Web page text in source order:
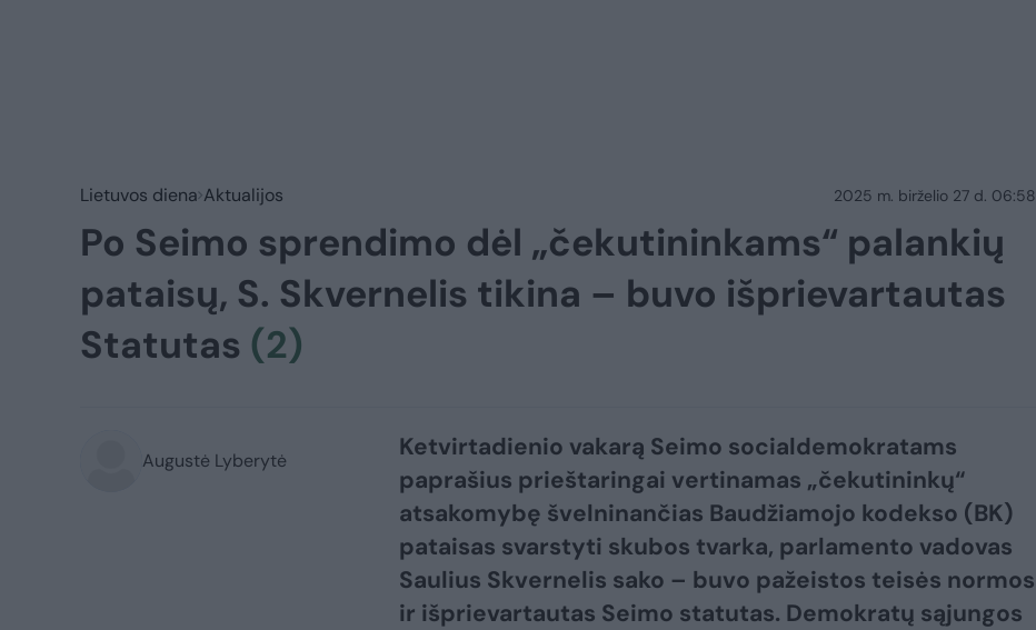
Lietuvos diena Aktualijos 2025 m. birželio 27 d. 06:58
Po Seimo sprendimo dėl „čekutininkams“ palankių
pataisų, S. Skvernelis tikina – buvo išprievartautas
Statutas (2)
Augustė Lyberytė
Ketvirtadienio vakarą Seimo socialdemokratams
paprašius prieštaringai vertinamas „čekutininkų“
atsakomybę švelninančias Baudžiamojo kodekso (BK)
pataisas svarstyti skubos tvarka, parlamento vadovas
Saulius Skvernelis sako – buvo pažeistos teisės normos
ir išprievartautas Seimo statutas. Demokratų sąjungos